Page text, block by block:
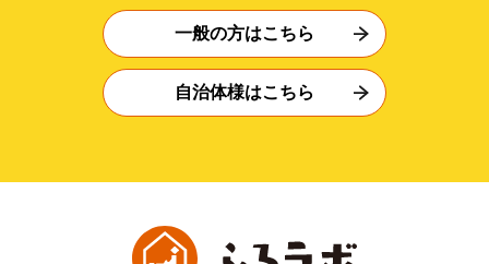
一般の方はこちら
自治体様はこちら